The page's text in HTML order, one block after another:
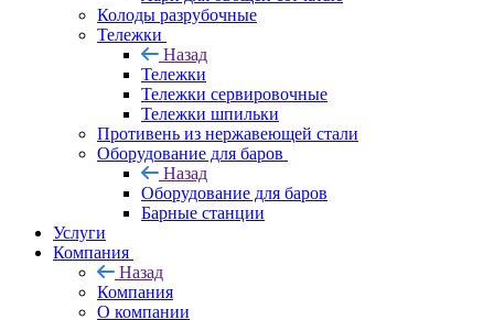
Колоды разрубочные
Тележки
Назад
Тележки
Тележки сервировочные
Тележки шпильки
Противень из нержавеющей стали
Оборудование для баров
Назад
Оборудование для баров
Барные станции
Услуги
Компания
Назад
Компания
О компании